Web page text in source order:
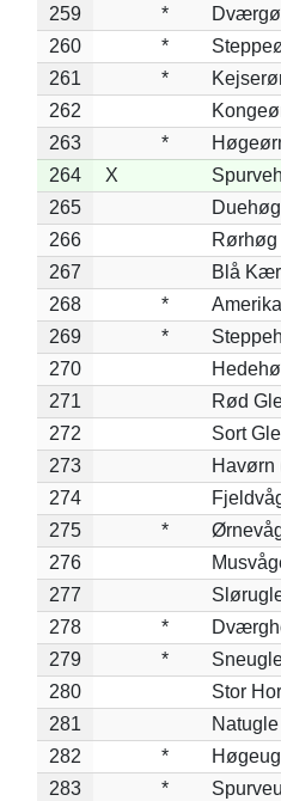
259
*
260
*
261
*
262
263
*
264
X
265
266
267
Blå
268
*
269
*
270
271
Rød
272
Sort
273
Havørn
274
275
*
276
277
278
*
279
*
280
Stor
281
282
*
283
*